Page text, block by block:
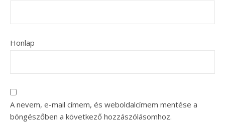
Honlap
A nevem, e-mail címem, és weboldalcímem mentése a
böngészőben a következő hozzászólásomhoz.